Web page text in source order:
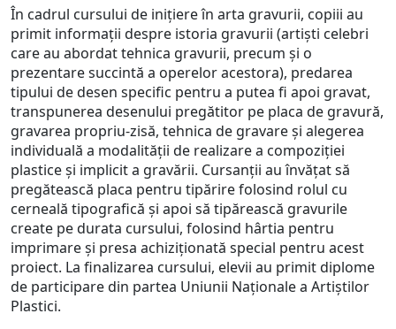
În cadrul cursului de inițiere în arta gravurii, copiii au
primit informații despre istoria gravurii (artiști celebri
care au abordat tehnica gravurii, precum și o
prezentare succintă a operelor acestora), predarea
tipului de desen specific pentru a putea fi apoi gravat,
transpunerea desenului pregătitor pe placa de gravură,
gravarea propriu-zisă, tehnica de gravare și alegerea
individuală a modalității de realizare a compoziției
plastice și implicit a gravării. Cursanții au învățat să
pregătească placa pentru tipărire folosind rolul cu
cerneală tipografică și apoi să tipărească gravurile
create pe durata cursului, folosind hârtia pentru
imprimare și presa achiziționată special pentru acest
proiect. La finalizarea cursului, elevii au primit diplome
de participare din partea Uniunii Naţionale a Artiştilor
Plastici.